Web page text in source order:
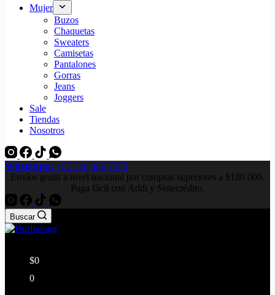
Mujer
Buzos
Chaquetas
Sweaters
Camisetas
Pantalones
Gorras
Jeans
Joggers
Sale
Tiendas
Nosotros
WhatsApp: +57 318 386 7553
Envíos gratis a nivel nacional por compras superiores a $180.000.
Paga fácil con Addi y Sistecrédito.
Buscar
$0
0